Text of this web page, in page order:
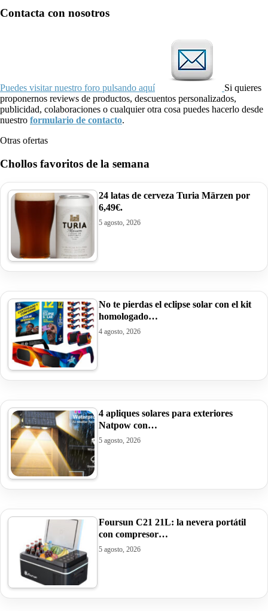
Contacta con nosotros
Puedes visitar nuestro foro pulsando aquí
Si quieres
proponernos reviews de productos, descuentos personalizados,
publicidad, colaboraciones o cualquier otra cosa puedes hacerlo desde
nuestro formulario de contacto.
Otras ofertas
Chollos favoritos de la semana
24 latas de cerveza Turia Märzen por
6,49€.
5 agosto, 2026
No te pierdas el eclipse solar con el kit
homologado…
4 agosto, 2026
4 apliques solares para exteriores
Natpow con…
5 agosto, 2026
Foursun C21 21L: la nevera portátil
con compresor…
5 agosto, 2026